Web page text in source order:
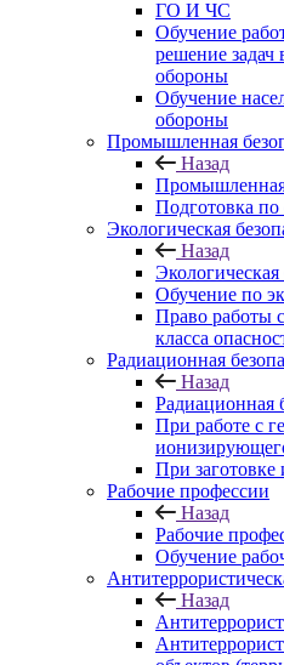
ГО И ЧС
Обучение
решение задач
обороны
Обучение
обороны
Промышленная
Назад
Промышленная
Подготовка по
Экологическая
Назад
Экологическая
Обучение по
Право работы
класса
Радиационная
Назад
Радиационная
При работе с
При заготовке
Рабочие профессии
Назад
Рабочие
Обучение
Назад